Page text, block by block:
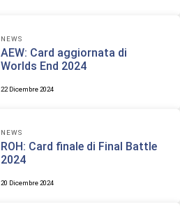
NEWS
AEW: Card aggiornata di
Worlds End 2024
22 Dicembre 2024
NEWS
ROH: Card finale di Final Battle
2024
20 Dicembre 2024